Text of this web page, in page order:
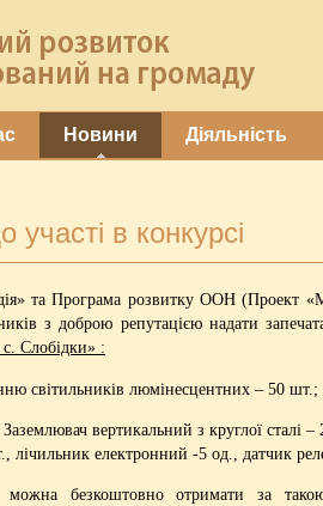
Новини Діяльність
в конкурсі
та Програма розвитку ООН (Проект
з доброю репутацією надати
с. Слобідки» :
світильників люмінесцентних – 50 шт.;
вертикальний з круглої
лічильник електронний -5 од., датчик
можна безкоштовно отримати за